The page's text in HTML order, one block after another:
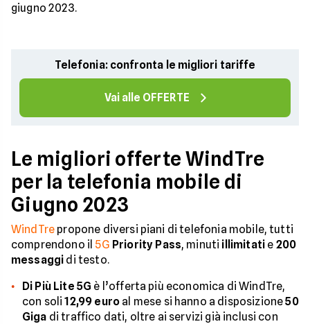
giugno 2023.
Telefonia: confronta le migliori tariffe
Vai alle OFFERTE
Le migliori offerte WindTre
per la telefonia mobile di
Giugno 2023
WindTre propone diversi piani di telefonia mobile, tutti
comprendono il 5G Priority Pass, minuti illimitati e 200
messaggi di testo.
Di Più Lite 5G è l’offerta più economica di WindTre,
con soli12,99 euro al mese si hanno a disposizione50
Giga di traffico dati, oltre ai servizi già inclusi con